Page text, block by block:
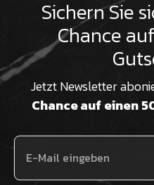
Wir verfügen
alte
eine
aufweisen
dritter
kompetent &
Sichern Sie
Chance
Jetzt Newsletter
Chance auf einen